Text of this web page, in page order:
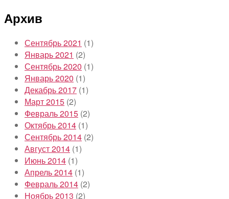
Архив
Сентябрь 2021 (1)
Январь 2021 (2)
Сентябрь 2020 (1)
Январь 2020 (1)
Декабрь 2017 (1)
Март 2015 (2)
Февраль 2015 (2)
Октябрь 2014 (1)
Сентябрь 2014 (2)
Август 2014 (1)
Июнь 2014 (1)
Апрель 2014 (1)
Февраль 2014 (2)
Ноябрь 2013 (2)